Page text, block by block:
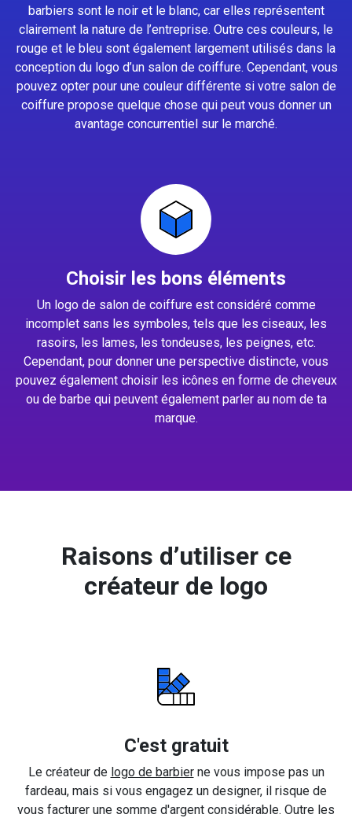
barbiers sont le noir et le blanc, car elles représentent
clairement la nature de l’entreprise. Outre ces couleurs, le
rouge et le bleu sont également largement utilisés dans la
conception du logo d’un salon de coiffure. Cependant, vous
pouvez opter pour une couleur différente si votre salon de
coiffure propose quelque chose qui peut vous donner un
avantage concurrentiel sur le marché.
Choisir les bons éléments
Un logo de salon de coiffure est considéré comme
incomplet sans les symboles, tels que les ciseaux, les
rasoirs, les lames, les tondeuses, les peignes, etc.
Cependant, pour donner une perspective distincte, vous
pouvez également choisir les icônes en forme de cheveux
ou de barbe qui peuvent également parler au nom de ta
marque.
Raisons d’utiliser ce
créateur de logo
C'est gratuit
Le créateur de logo de barbierne vous impose pas un
fardeau, mais si vous engagez un designer, il risque de
vous facturer une somme d'argent considérable. Outre les